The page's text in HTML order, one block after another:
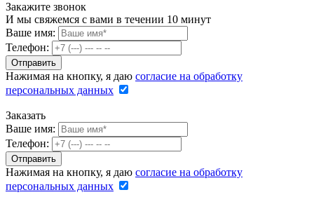
Закажите звонок
И мы свяжемся с вами в течении 10 минут
Ваше имя:
Телефон:
Нажимая на кнопку, я даю согласие на обработку
персональных данных
Заказать
Ваше имя:
Телефон:
Нажимая на кнопку, я даю согласие на обработку
персональных данных